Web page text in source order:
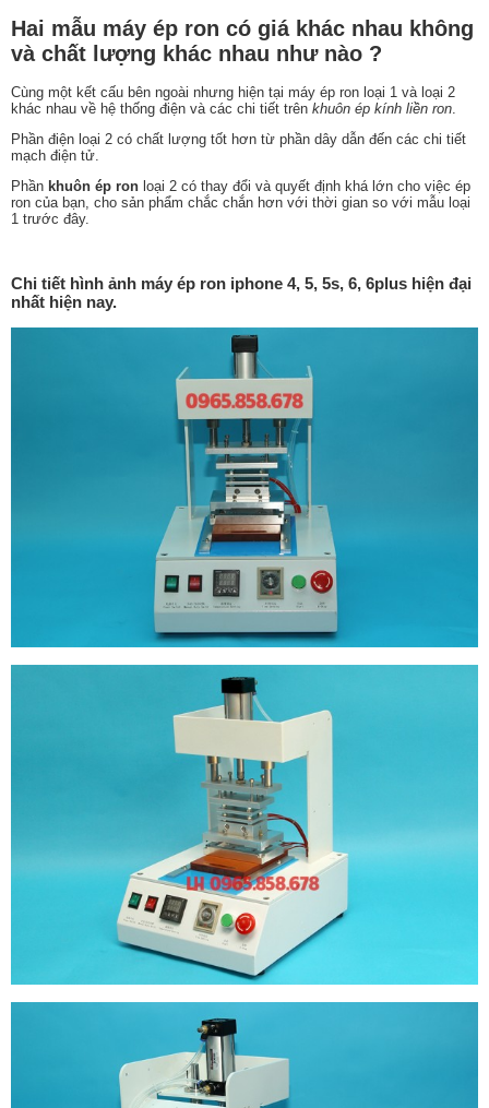
Hai mẫu máy ép ron có giá khác nhau không
và chất lượng khác nhau như nào ?
Cùng một kết cấu bên ngoài nhưng hiện tại máy ép ron loại 1 và loại 2
khác nhau về hệ thống điện và các chi tiết trên khuôn ép kính liền ron
Phần điện loại 2 có chất lượng tốt hơn từ phần dây dẫn đến các chi tiết
mạch điện tử.
Phần khuôn ép ron loại 2 có thay đổi và quyết định khá lớn cho việc ép
ron của bạn, cho sản phẩm chắc chắn hơn với thời gian so với mẫu loại
1 trước đây.
Chi tiết hình ảnh máy ép ron iphone 4, 5, 5s, 6, 6plus hiện đại
nhất hiện nay.